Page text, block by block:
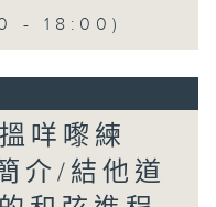
- 18:00)
咩嚟練
介/結他道